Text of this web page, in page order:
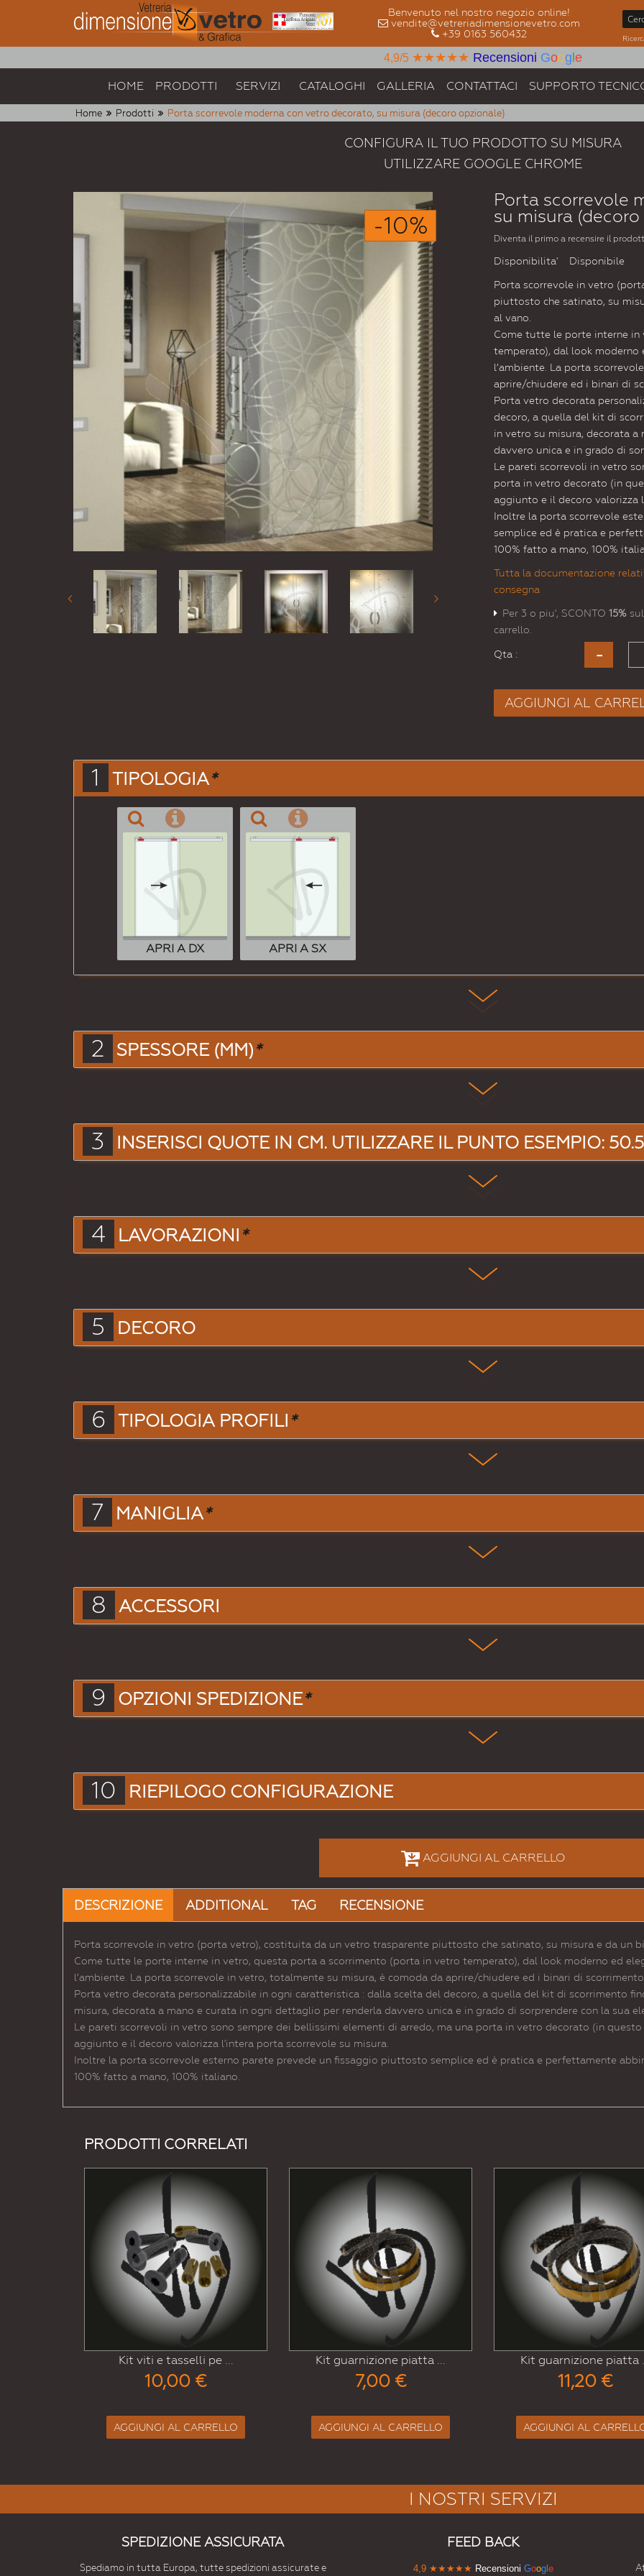
Benvenuto nel nostro negozio online!
vendite@vetreriadimensionevetro.com
+39 0163 560432
4,9/5 ★★★★★ Recensioni Goog e
HOME PRODOTTI SERVIZI CATALOGHI GALLERIA CONTATTACI SUPPORTO
Home Prodotti Porta scorrevole moderna con vetro decorato, su misura (decoro opzionale)
CONFIGURA IL TUO PRODOTTO SU MISURA
UTILIZZARE GOOGLE CHROME
-10%
Porta scorrevole
su misura
Diventa il primo a recensire il
Disponibilita' Disponibile
Porta scorrevole in vetro
piuttosto che satinato, su
al vano.
Come tutte le porte interne
temperato), dal look moderno
l’ambiente. La porta
aprire/chiudere ed i binari di
Porta vetro decorata
decoro, a quella del kit di
in vetro su misura, decorata
davvero unica e in grado di
Le pareti scorrevoli in vetro
porta in vetro decorato (in
aggiunto e il decoro valorizza
Inoltre la porta scorrevole
semplice ed è pratica e
100% fatto a mano, 100%
Tutta la documentazione
consegna
Per 3 o piu', SCONTO 15%
carrello.
Qta :
AGGIUNGI AL
1 TIPOLOGIA*
APRI A DX APRI A SX
2 SPESSORE (MM)*
3 INSERISCI QUOTE IN CM. UTILIZZARE IL PUNTO ESEMPIO:
4 LAVORAZIONI *
5 DECORO
6 TIPOLOGIA PROFILI *
7 MANIGLIA*
8 ACCESSORI
9 OPZIONI SPEDIZIONE*
10 RIEPILOGO CONFIGURAZIONE
AGGIUNGI AL CARRELLO
DESCRIZIONE ADDITIONAL TAG RECENSIONE
Porta scorrevole in vetro (porta vetro), costituita da un vetro trasparente piuttosto che satinato, su misura e da un
Come tutte le porte interne in vetro, questa porta a scorrimento (porta in vetro temperato), dal look moderno ed
l’ambiente. La porta scorrevole in vetro, totalmente su misura, è comoda da aprire/chiudere ed i binari di
Porta vetro decorata personalizzabile in ogni caratteristica : dalla scelta del decoro, a quella del kit di scorrimento
misura, decorata a mano e curata in ogni dettaglio per renderla davvero unica e in grado di sorprendere con la sua
Le pareti scorrevoli in vetro sono sempre dei bellissimi elementi di arredo, ma una porta in vetro decorato (in
aggiunto e il decoro valorizza l'intera porta scorrevole su misura.
Inoltre la porta scorrevole esterno parete prevede un fissaggio piuttosto semplice ed è pratica e perfettamente
100% fatto a mano, 100% italiano.
PRODOTTI CORRELATI
viti e tasselli pe ...
Kit guarnizione piatta ...
AGGIUNGI AL CARRELLO
Kit guarnizione piatta ...
AGGIUNGI AL CARRELLO
Kit
I NOSTRI SERVIZI
SPEDIZIONE ASSICURATA
Spediamo in tutta Europa, tutte spedizioni assicurate e
FEED BACK
4,9 ★★★★★ Recensioni Googl e